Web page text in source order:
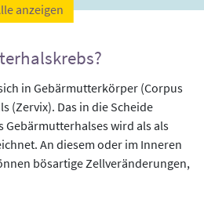
anzeigen
in Gebärmutterkörper (Corpus
(Zervix). Das in die Scheide
Gebärmutterhalses wird als als
An diesem oder im Inneren
bösartige Zellveränderungen,